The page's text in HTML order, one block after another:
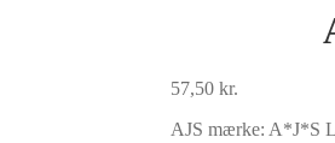
57,50 kr.
AJS mærke: A*J*S